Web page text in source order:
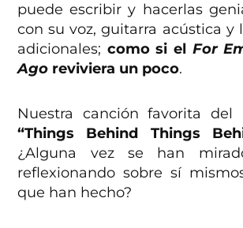
puede escribir y hacerlas
con su voz, guitarra acústica y
adicionales; como si el For
Ago reviviera un poco.
Nuestra canción favorita
“Things Behind Things
¿Alguna vez se han
reflexionando sobre sí
que han hecho?